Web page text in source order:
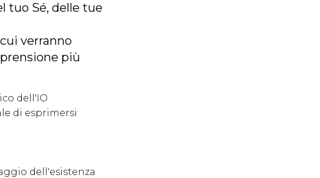
tuo Sé, delle tue
verranno
più
dell'IO
di esprimersi
dell'esistenza